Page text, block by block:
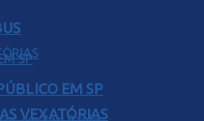
VEXATÓRIAS
EM SP